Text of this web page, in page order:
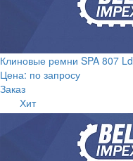
Клиновые ремни SPA 807 Ld
Цена: по запросу
Заказ
Хит